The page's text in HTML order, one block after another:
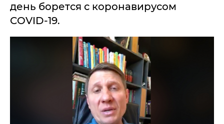
день борется с коронавирусом
COVID-19.